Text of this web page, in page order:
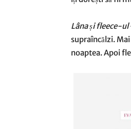
Lâna și fleece-ul
supraîncălzi.
noaptea. Apoi